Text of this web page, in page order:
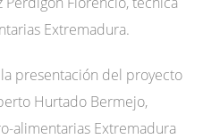
Extremadura.
presentación del proyecto
Hurtado Bermejo,
alimentarias Extremadura